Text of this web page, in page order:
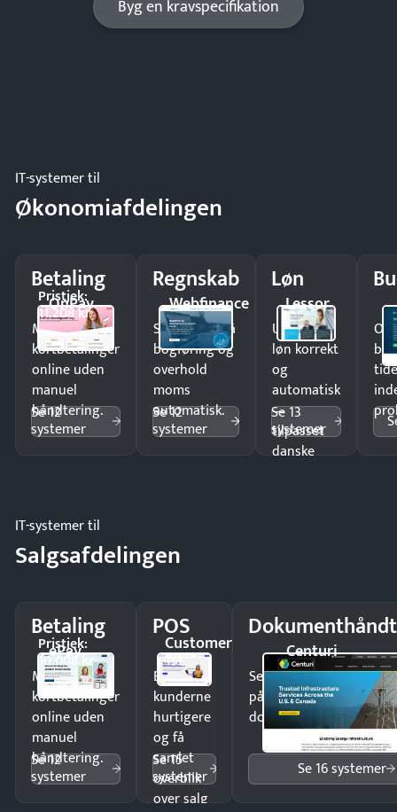
Byg en kravspecifikation
IT-systemer til
Økonomiafdelingen
Betaling
OnPay
Pristjek:
11.208 kr
Modtag
kortbetalinger
online uden
manuel
håndtering.
Se 12
systemer
Regnskab
Webfinance
Spar timer på
bogføring og
overhold
moms
automatisk.
Se 12
systemer
Løn
Lessor
Udbetal
løn korrekt
og
automatisk
—
tilpasset
danske
Se 13
systemer
IT-systemer til
Salgsafdelingen
Betaling
ePay
Pristjek:
10.008 kr
Modtag
kortbetalinger
online uden
manuel
håndtering.
Se 12
systemer
POS
Customer
1st
Ekspedér
kunderne
hurtigere
og få
samlet
overblik
over salg
Se 15
systemer
Centuri
Send kontrakter til
på minutter og mist
dokumenter.
Se 16 systemer